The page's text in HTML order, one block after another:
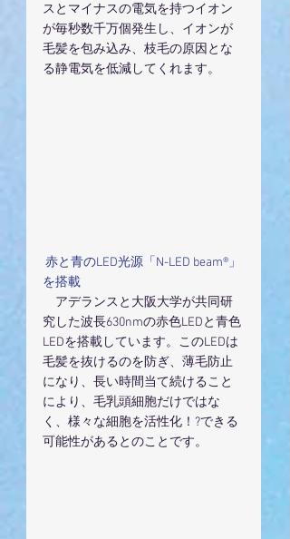
スとマイナスの電気を持つイオン
が毎秒数千万個発生し、イオンが
毛髪を包み込み、枝毛の原因とな
る静電気を低減してくれます。
を搭載
アデランスと大阪大学が共同研
究した波長630nmの赤色LEDと青色
LEDを搭載しています。このLEDは
毛髪を抜けるのを防ぎ、薄毛防止
になり、長い時間当て続けること
により、毛乳頭細胞だけではな
く、様々な細胞を活性化！?できる
可能性があるとのことです。